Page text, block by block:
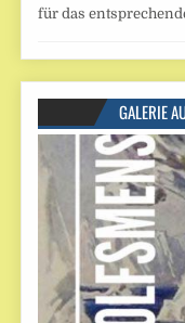
für das
GALERIE